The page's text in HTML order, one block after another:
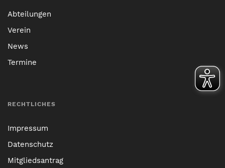
Abteilungen
Verein
News
Termine
RECHTLICHES
Impressum
Datenschutz
Mitgliedsantrag